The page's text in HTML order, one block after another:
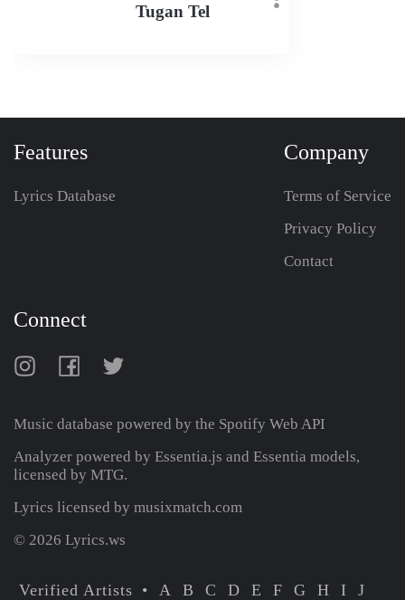
Tugan Tel
Features
Lyrics Database
Company
Terms of Service
Privacy Policy
Contact
Connect
Music database powered by the Spotify Web API
Analyzer powered by Essentia.js and Essentia models,
licensed by MTG.
Lyrics licensed by musixmatch.com
© 2026 Lyrics.ws
Verified Artists A B C D E F G H I J